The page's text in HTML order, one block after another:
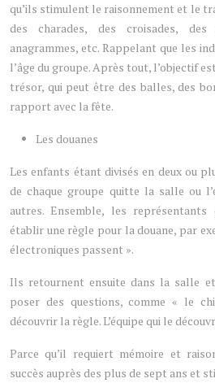
qu’ils stimulent le raisonnement et le
des charades, des croisades,
anagrammes, etc. Rappelant que les
l’âge du groupe. Après tout, l’objectif
trésor, qui peut être des balles, des
rapport avec la fête.
Les douanes
Les enfants étant divisés en deux ou
de chaque groupe quitte la salle ou
autres. Ensemble, les représentants
établir une règle pour la douane, par
électroniques passent ».
Ils retournent ensuite dans la salle
poser des questions, comme « le
découvrir la règle. L’équipe qui le
Parce qu’il requiert mémoire et
succès auprès des plus de sept ans et